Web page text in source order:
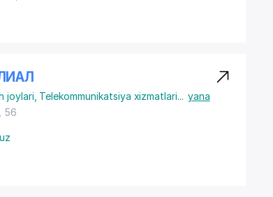
joylari Telekommunikatsiya xizmatlari... yana
, 56